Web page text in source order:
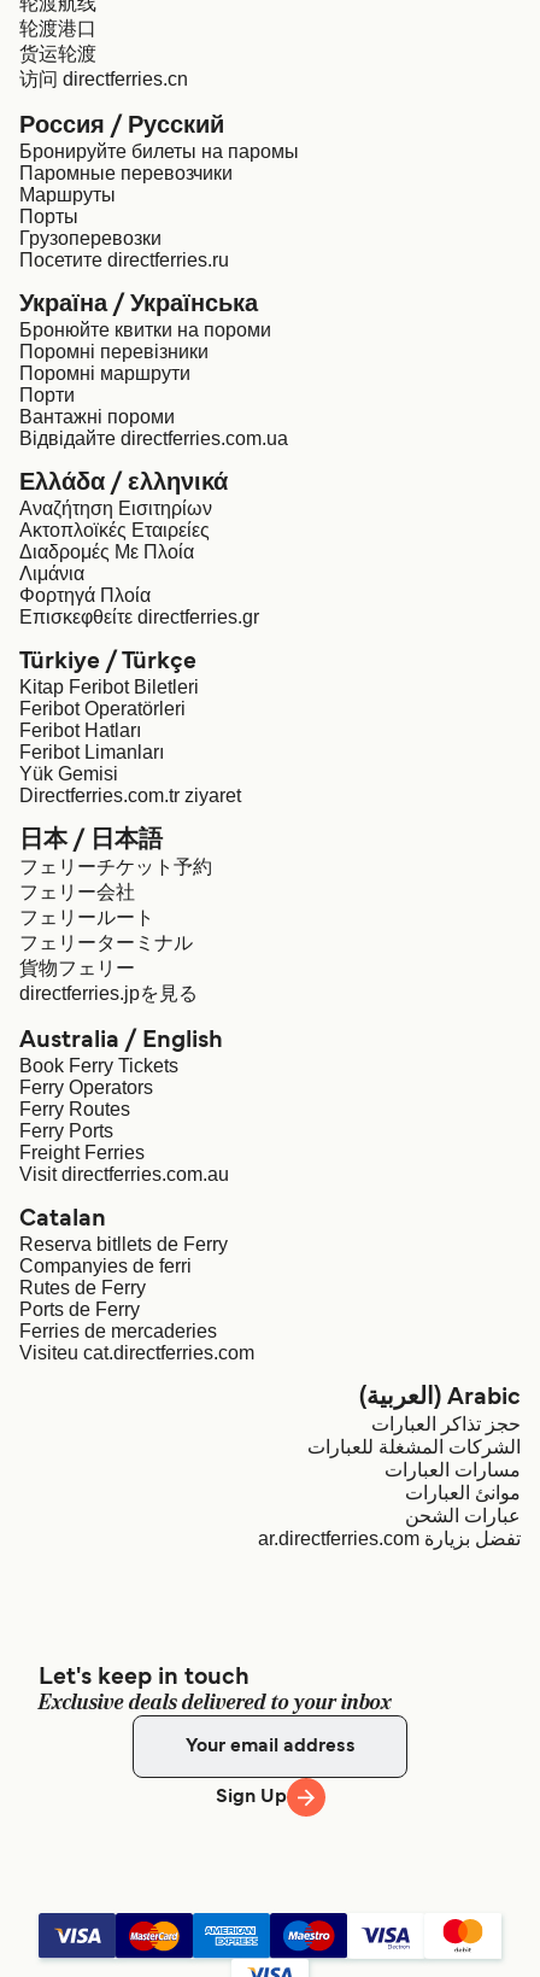
轮渡港口
货运轮渡
访问 directferries.cn
Россия / Русский
Бронируйте билеты на паромы
Паромные перевозчики
Маршруты
Порты
Грузоперевозки
Посетите directferries.ru
Україна / Українська
Бронюйте квитки на пороми
Поромні перевізники
Поромні маршрути
Порти
Вантажні пороми
Відвідайте directferries.com.ua
Ελλάδα / ελληνικά
Αναζήτηση Εισιτηρίων
Ακτοπλοϊκές Εταιρείες
Διαδρομές Με Πλοία
Λιμάνια
Φορτηγά Πλοία
Επισκεφθείτε directferries.gr
Türkiye / Türkçe
Kitap Feribot Biletleri
Feribot Operatörleri
Feribot Hatları
Feribot Limanları
Yük Gemisi
Directferries.com.tr ziyaret
日本 / 日本語
フェリーチケット予約
フェリー会社
フェリールート
フェリーターミナル
貨物フェリー
directferries.jpを見る
Australia / English
Book Ferry Tickets
Ferry Operators
Ferry Routes
Ferry Ports
Freight Ferries
Visit directferries.com.au
Catalan
Reserva bitllets de Ferry
Companyies de ferri
Rutes de Ferry
Ports de Ferry
Ferries de mercaderies
Visiteu cat.directferries.com
Arabic (العربية)
حجز تذاكر العبارات
الشركات المشغلة للعبارات
مسارات العبارات
موانئ العبارات
عبارات الشحن
تفضل بزيارة ar.directferries.com
Let's keep in touch
Exclusive deals delivered to your inbox
Sign Up